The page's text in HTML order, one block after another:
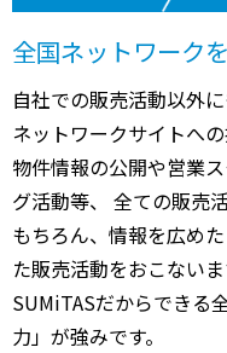
堀江 14,000 浦
入船 5,200万円
高洲 3,400万円
猫実 2,100万円 浦
堀江 3,100
全国ネットワーク
自社での販売活動以外
ネットワークサイトへ
物件情報の公開や営業
グ活動等、 全ての販売
もちろん、情報を広め
た販売活動をおこないま
SUMiTASだからできる
力」が強みです。